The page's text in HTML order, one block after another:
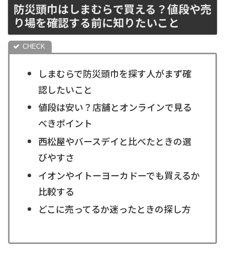
防災頭巾はしまむらで買える？値段や売
り場を確認する前に知りたいこと
しまむらで防災頭巾を探す人がまず確
認したいこと
値段は安い？店舗とオンラインで見る
べきポイント
西松屋やバースデイと比べたときの選
びやすさ
イオンやイトーヨーカドーでも買えるか
比較する
どこに売ってるか迷ったときの探し方